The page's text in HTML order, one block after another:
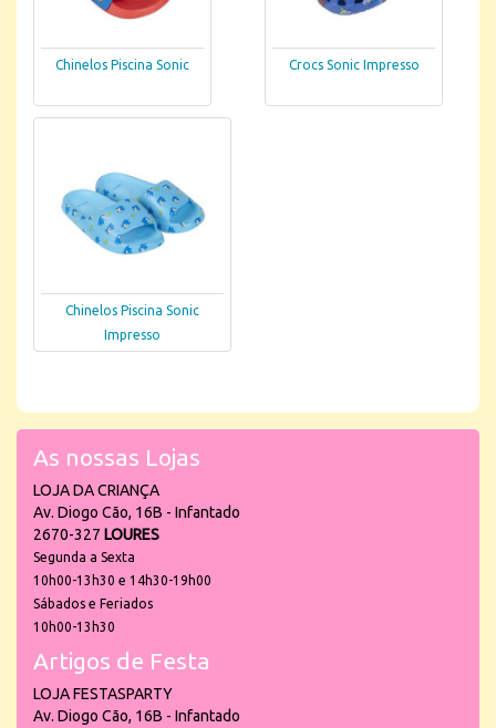
Chinelos Piscina Sonic Crocs Sonic Impresso
Chinelos Piscina Sonic
Impresso
As nossas Lojas
LOJA DA CRIANÇA
Av. Diogo Cão, 16B - Infantado
2670-327 LOURES
Segunda a Sexta
10h00-13h30 e 14h30-19h00
Sábados e Feriados
10h00-13h30
Artigos de Festa
LOJA FESTASPARTY
Av. Diogo Cão, 16B - Infantado